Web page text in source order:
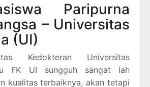
Paripurna
– Universitas
(UI)
Kedokteran Universitas
FK UI sungguh sangat lah
kualitas terbaiknya, akan tetapi